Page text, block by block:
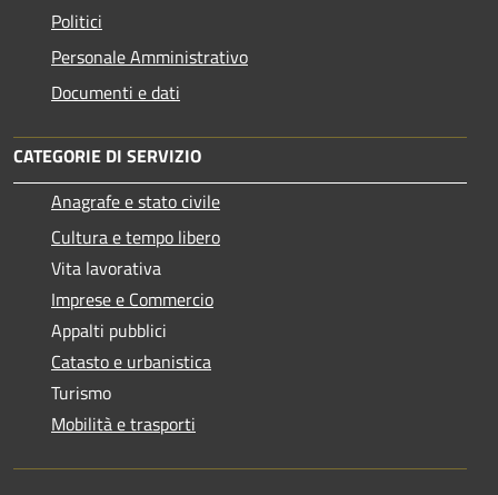
Politici
Personale Amministrativo
Documenti e dati
CATEGORIE DI SERVIZIO
Anagrafe e stato civile
Cultura e tempo libero
Vita lavorativa
Imprese e Commercio
Appalti pubblici
Catasto e urbanistica
Turismo
Mobilità e trasporti